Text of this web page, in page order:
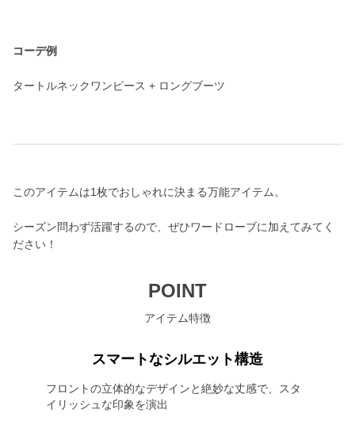
コーデ例
タートルネックワンピース + ロングブーツ
このアイテムは1枚でおしゃれに決まる万能アイテム。
シーズン問わず活躍するので、ぜひワードローブに加えてみてく
ださい！
POINT
アイテム特徴
スマートなシルエット構造
フロントの立体的なデザインと絶妙な丈感で、スタ
イリッシュな印象を演出